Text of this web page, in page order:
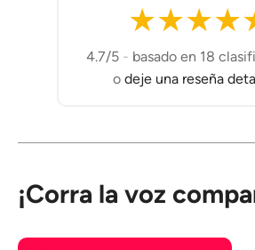
★★★★
4.7/5 - basado en 18
o deje una reseña
¡Corra la voz